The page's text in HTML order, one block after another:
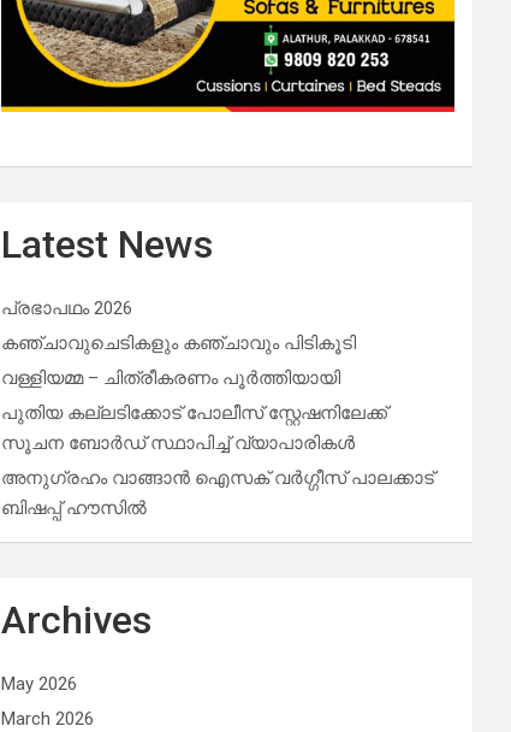
Latest News
പ്രഭാപഥം 2026
കഞ്ചാവുചെടികളും കഞ്ചാവും പിടികൂടി
വള്ളിയമ്മ – ചിത്രീകരണം പൂർത്തിയായി
പുതിയ കല്ലടിക്കോട് പോലീസ് സ്റ്റേഷനിലേക്ക്
സൂചന ബോർഡ് സ്ഥാപിച്ച് വ്യാപാരികൾ
അനുഗ്രഹം വാങ്ങാൻ ഐസക് വര്‍ഗ്ഗീസ് പാലക്കാട്
ബിഷപ്പ് ഹൗസില്‍
Archives
May 2026
March 2026